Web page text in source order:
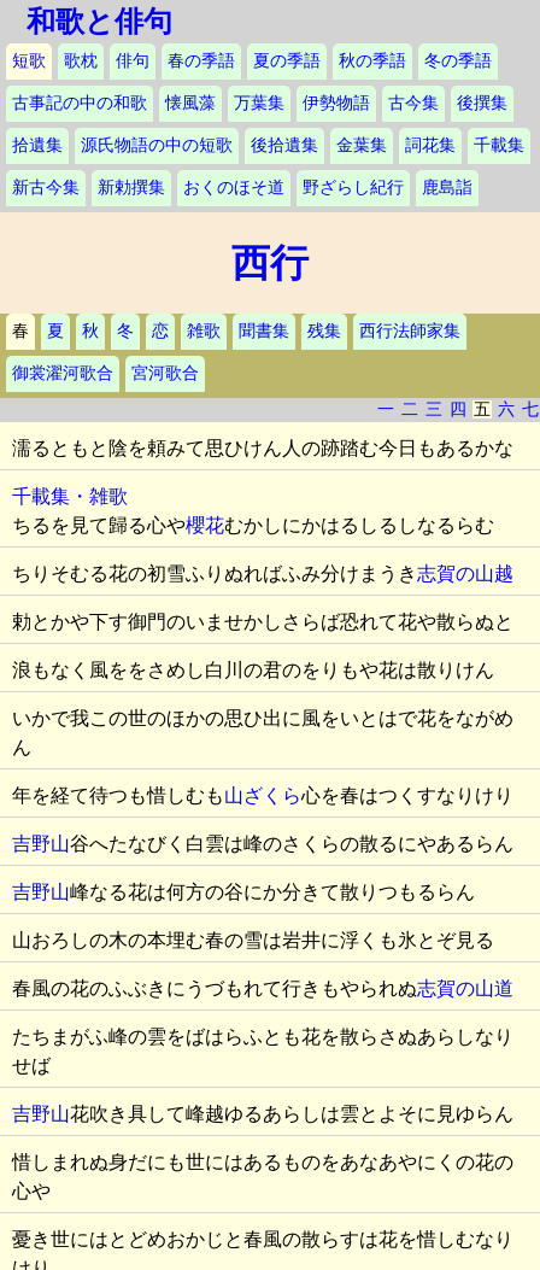
和歌と俳句
短歌 歌枕 俳句 春の季語 夏の季語 秋の季語 冬の季語
古事記の中の和歌 懐風藻 万葉集 伊勢物語 古今集 後撰集
拾遺集 源氏物語の中の短歌 後拾遺集 金葉集 詞花集 千載集
新古今集 新勅撰集 おくのほそ道 野ざらし紀行 鹿島詣
西行
春 夏 秋 冬 恋 雑歌 聞書集 残集 西行法師家集
御裳濯河歌合
宮河歌合
一 二 三 四 五 六 七
濡るともと陰を頼みて思ひけん人の跡踏む今日もあるかな
千載集・雑歌
ちるを見て歸る心や櫻花むかしにかはるしるしなるらむ
ちりそむる花の初雪ふりぬればふみ分けまうき志賀の山越
勅とかや下す御門のいませかしさらば恐れて花や散らぬと
浪もなく風ををさめし白川の君のをりもや花は散りけん
いかで我この世のほかの思ひ出に風をいとはで花をながめ
ん
年を経て待つも惜しむも山ざくら心を春はつくすなりけり
吉野山谷へたなびく白雲は峰のさくらの散るにやあるらん
吉野山峰なる花は何方の谷にか分きて散りつもるらん
山おろしの木の本埋む春の雪は岩井に浮くも氷とぞ見る
春風の花のふぶきにうづもれて行きもやられぬ志賀の山道
たちまがふ峰の雲をばはらふとも花を散らさぬあらしなり
せば
吉野山花吹き具して峰越ゆるあらしは雲とよそに見ゆらん
惜しまれぬ身だにも世にはあるものをあなあやにくの花の
心や
憂き世にはとどめおかじと春風の散らすは花を惜しむなり